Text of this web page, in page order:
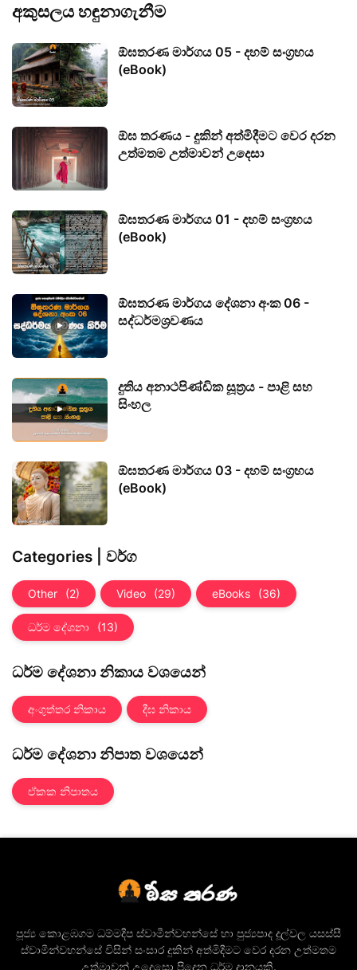
අකුසලය හඳුනාගැනීම
ඕඝතරණ මාර්ගය 05 - දහම් සංග්‍රහය
(eBook)
ඕඝ තරණය - දුකින් අත්මිදීමට වෙර දරන
උත්මතම උත්මාවන් උදෙසා
ඕඝතරණ මාර්ගය 01 - දහම් සංග්‍රහය
(eBook)
ඕඝතරණ මාර්ගය දේශනා අංක 06 -
සද්ධර්මශ්‍රවණය
දුතිය අනාථපිණ්ඩික සූත්‍රය - පාළි සහ
සිංහල
ඕඝතරණ මාර්ගය 03 - දහම් සංග්‍රහය
(eBook)
Categories | වර්ග
Other (2) Video (29) eBooks (36)
ධර්ම දේශනා (13)
ධර්ම දේශනා නිකාය වශයෙන්
අංගුත්තර නිකාය දීඝ නිකාය
ධර්ම දේශනා නිපාත වශයෙන්
ඒකක නිපාතය
පූජ්‍ය කොළඹගම ධම්මදීප ස්වාමීන්වහන්සේ හා පුජ්‍යපාද දූල්වල යසස්සී
ස්වාමීන්වහන්සේ විසින් සංසාර දුකින් අත්මිදීමට වෙර දරන උත්මතම
උත්මාවන් උදෙසො පිදෙන ධර්ම දානයකි.